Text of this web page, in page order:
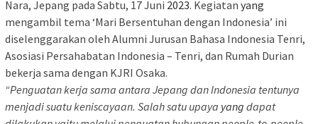
Nara, Jepang pada Sabtu, 17 Juni 2023. Kegiatan yang
mengambil tema ‘Mari Bersentuhan dengan Indonesia’ ini
diselenggarakan oleh Alumni Jurusan Bahasa Indonesia Tenri,
Asosiasi Persahabatan Indonesia – Tenri, dan Rumah Durian
bekerja sama dengan KJRI Osaka.
“Penguatan kerja sama antara Jepang dan Indonesia tentunya
menjadi suatu keniscayaan. Salah satu upaya yang dapat